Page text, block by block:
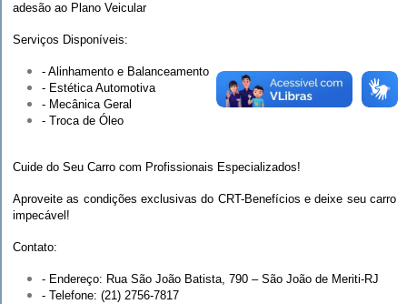
adesão ao Plano Veicular
Serviços Disponíveis:
- Alinhamento e Balanceamento
- Estética Automotiva
- Mecânica Geral
- Troca de Óleo
Cuide do Seu Carro com Profissionais Especializados!
Aproveite as condições exclusivas do CRT-Benefícios e deixe seu carro
impecável!
Contato:
- Endereço: Rua São João Batista, 790 – São João de Meriti-RJ
- Telefone: (21) 2756-7817